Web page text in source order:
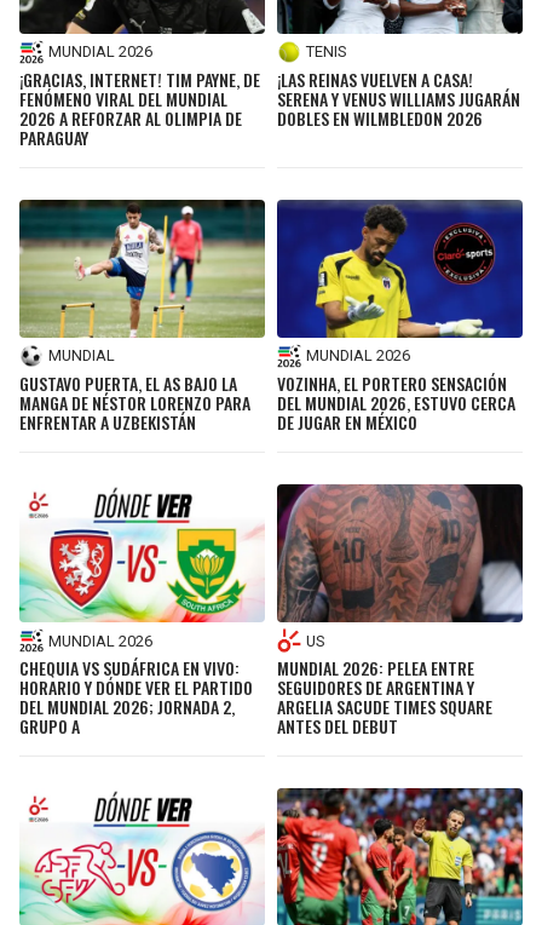
MUNDIAL 2026
¡GRACIAS, INTERNET! TIM PAYNE, DE
FENÓMENO VIRAL DEL MUNDIAL
2026 A REFORZAR AL OLIMPIA DE
PARAGUAY
TENIS
¡LAS REINAS VUELVEN A CASA!
SERENA Y VENUS WILLIAMS JUGARÁN
DOBLES EN WILMBLEDON 2026
MUNDIAL
GUSTAVO PUERTA, EL AS BAJO LA
MANGA DE NÉSTOR LORENZO PARA
ENFRENTAR A UZBEKISTÁN
MUNDIAL 2026
VOZINHA, EL PORTERO SENSACIÓN
DEL MUNDIAL 2026, ESTUVO CERCA
DE JUGAR EN MÉXICO
MUNDIAL 2026
CHEQUIA VS SUDÁFRICA EN VIVO:
HORARIO Y DÓNDE VER EL PARTIDO
DEL MUNDIAL 2026; JORNADA 2,
GRUPO A
US
MUNDIAL 2026: PELEA ENTRE
SEGUIDORES DE ARGENTINA Y
ARGELIA SACUDE TIMES SQUARE
ANTES DEL DEBUT